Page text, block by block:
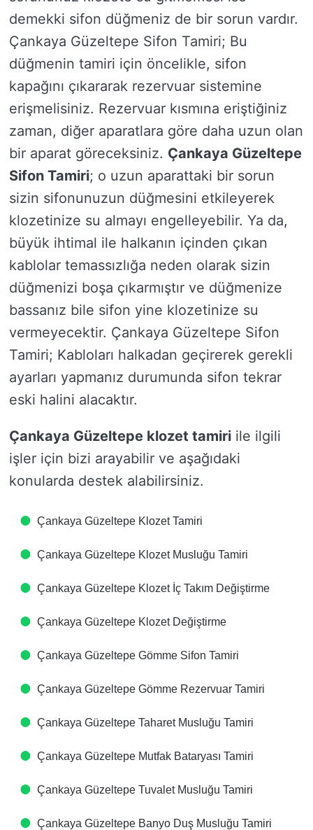
demekki sifon düğmeniz de bir sorun vardır.
Çankaya Güzeltepe Sifon Tamiri; Bu
düğmenin tamiri için öncelikle, sifon
kapağını çıkararak rezervuar sistemine
erişmelisiniz. Rezervuar kısmına eriştiğiniz
zaman, diğer aparatlara göre daha uzun olan
bir aparat göreceksiniz. Çankaya Güzeltepe
Sifon Tamiri; o uzun aparattaki bir sorun
sizin sifonunuzun düğmesini etkileyerek
klozetinize su almayı engelleyebilir. Ya da,
büyük ihtimal ile halkanın içinden çıkan
kablolar temassızlığa neden olarak sizin
düğmenizi boşa çıkarmıştır ve düğmenize
bassanız bile sifon yine klozetinize su
vermeyecektir. Çankaya Güzeltepe Sifon
Tamiri; Kabloları halkadan geçirerek gerekli
ayarları yapmanız durumunda sifon tekrar
eski halini alacaktır.
Çankaya Güzeltepe klozet tamiri ile ilgili
işler için bizi arayabilir ve aşağıdaki
konularda destek alabilirsiniz.
Çankaya Güzeltepe Klozet Tamiri
Çankaya Güzeltepe Klozet Musluğu Tamiri
Çankaya Güzeltepe Klozet İç Takım Değiştirme
Çankaya Güzeltepe Klozet Değiştirme
Çankaya Güzeltepe Gömme Sifon Tamiri
Çankaya Güzeltepe Gömme Rezervuar Tamiri
Çankaya Güzeltepe Taharet Musluğu Tamiri
Çankaya Güzeltepe Mutfak Bataryası Tamiri
Çankaya Güzeltepe Tuvalet Musluğu Tamiri
Çankaya Güzeltepe Banyo Duş Musluğu Tamiri